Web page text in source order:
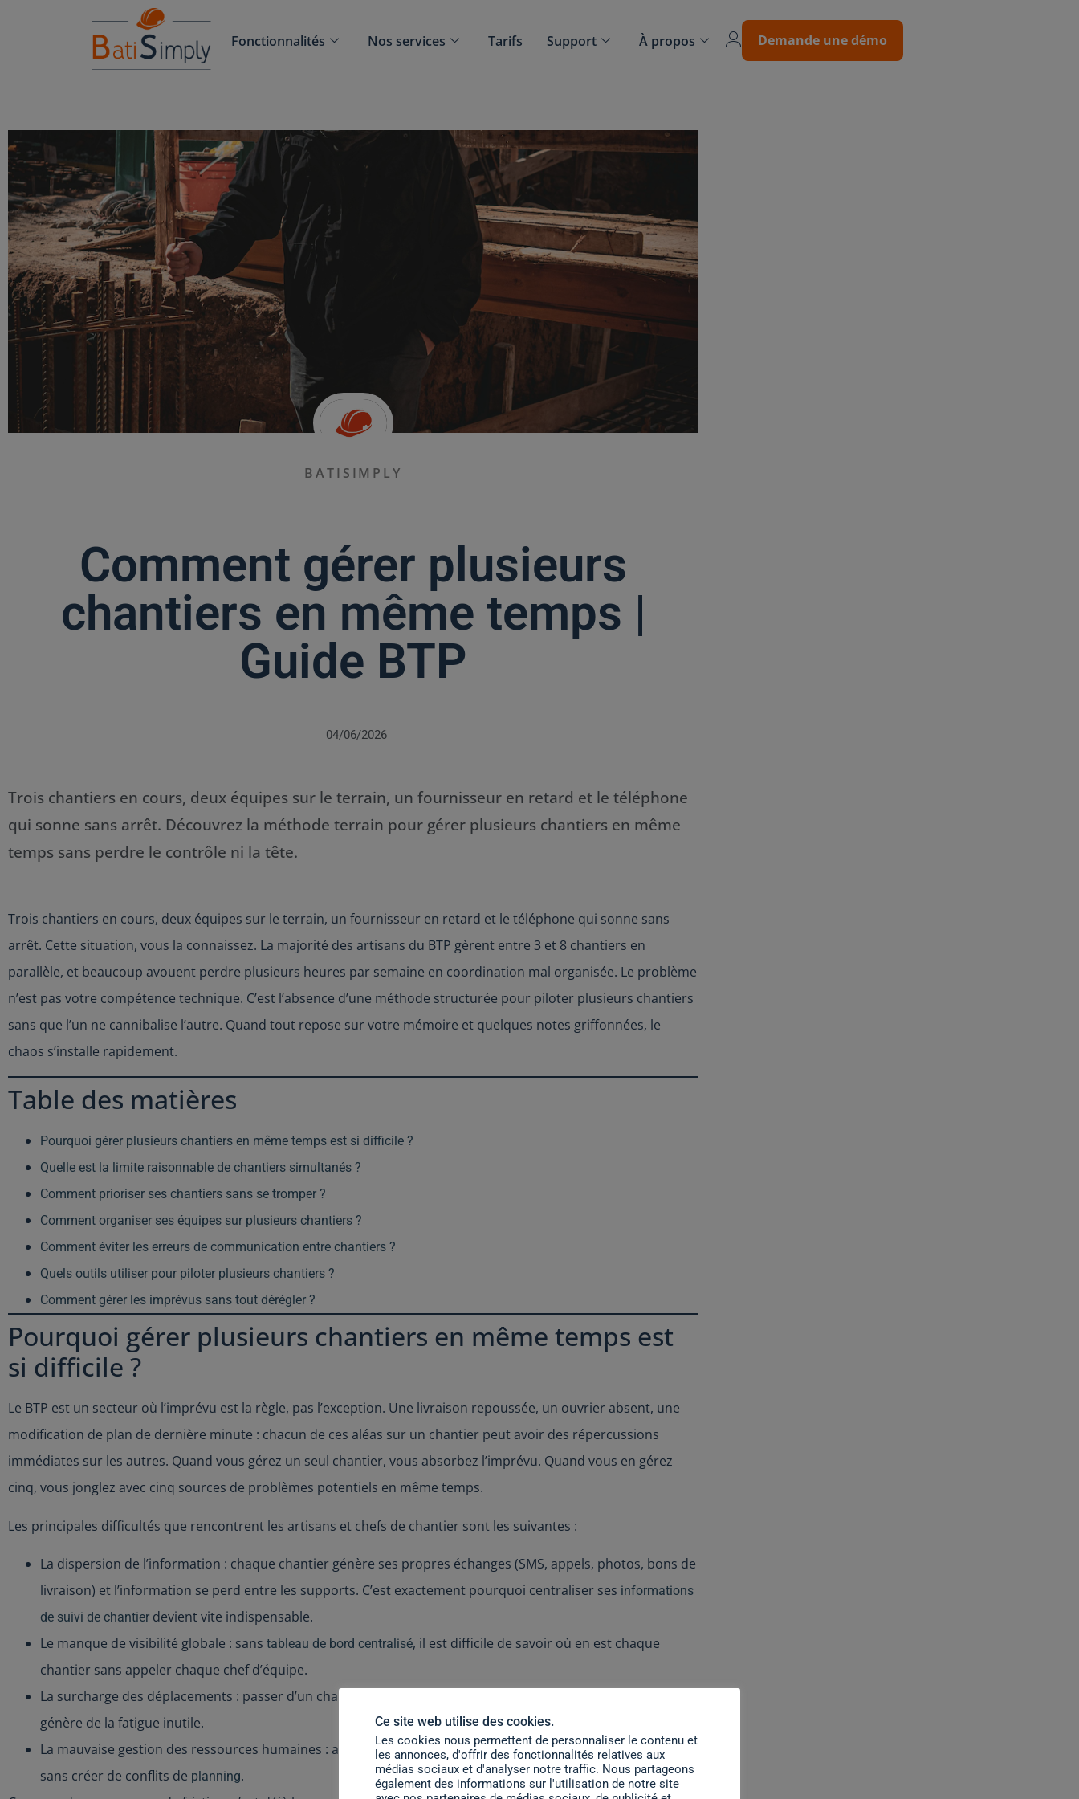
Fonctionnalités Nos services Tarifs Support À propos Demande une démo
BATISIMPLY
Comment gérer plusieurs
chantiers en même temps |
Guide BTP
04/06/2026
Trois chantiers en cours, deux équipes sur le terrain, un fournisseur en retard et le téléphone
qui sonne sans arrêt. Découvrez la méthode terrain pour gérer plusieurs chantiers en même
temps sans perdre le contrôle ni la tête.
Trois chantiers en cours, deux équipes sur le terrain, un fournisseur en retard et le téléphone qui sonne sans
arrêt. Cette situation, vous la connaissez. La majorité des artisans du BTP gèrent entre 3 et 8 chantiers en
parallèle, et beaucoup avouent perdre plusieurs heures par semaine en coordination mal organisée. Le problème
n’est pas votre compétence technique. C’est l’absence d’une méthode structurée pour piloter plusieurs chantiers
sans que l’un ne cannibalise l’autre. Quand tout repose sur votre mémoire et quelques notes griffonnées, le
chaos s’installe rapidement.
Table des matières
Pourquoi gérer plusieurs chantiers en même temps est si difficile ?
Quelle est la limite raisonnable de chantiers simultanés ?
Comment prioriser ses chantiers sans se tromper ?
Comment organiser ses équipes sur plusieurs chantiers ?
Comment éviter les erreurs de communication entre chantiers ?
Quels outils utiliser pour piloter plusieurs chantiers ?
Comment gérer les imprévus sans tout dérégler ?
Pourquoi gérer plusieurs chantiers en même temps est
si difficile ?
Le BTP est un secteur où l’imprévu est la règle, pas l’exception. Une livraison repoussée, un ouvrier absent, une
modification de plan de dernière minute : chacun de ces aléas sur un chantier peut avoir des répercussions
immédiates sur les autres. Quand vous gérez un seul chantier, vous absorbez l’imprévu. Quand vous en gérez
cinq, vous jonglez avec cinq sources de problèmes potentiels en même temps.
Les principales difficultés que rencontrent les artisans et chefs de chantier sont les suivantes :
La dispersion de l’information : chaque chantier génère ses propres échanges (SMS, appels, photos, bons de
livraison) et l’information se perd entre les supports. C’est exactement pourquoi centraliser ses informations
de suivi de chantier devient vite indispensable.
Le manque de visibilité globale : sans tableau de bord centralisé, il est difficile de savoir où en est chaque
chantier sans appeler chaque chef d’équipe.
La surcharge des déplacements : passer d’un chantier à l’autre sans organisation coûte un temps fou et
génère de la fatigue inutile.
La mauvaise gestion des ressources humaines : affecter les bons ouvriers au bon endroit, au bon moment,
sans créer de conflits de planning.
Ce site web utilise des cookies.
Les cookies nous permettent de personnaliser le contenu et
les annonces, d'offrir des fonctionnalités relatives aux
médias sociaux et d'analyser notre traffic. Nous partageons
également des informations sur l'utilisation de notre site